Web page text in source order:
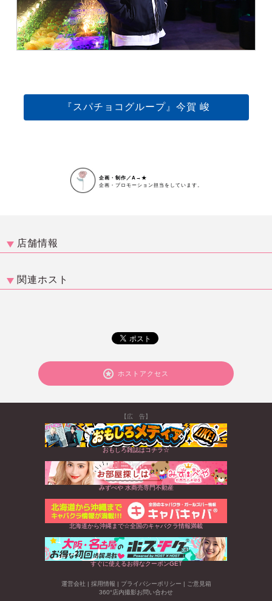
『スパチョコグループ』今賀 峻
企画・制作／A→★
企画・プロモーション担当をしています。
店舗情報
関連ホスト
ホストアクセス
【広 告】
おもしろ雑誌はコチラ☆
みずべや 水商売専門不動産
北海道から沖縄まで☆全国のキャバクラ情報満載
すぐに使えるお得なクーポンGET
運営会社 | 採用情報 | プライバシーポリシー | ご意見箱
360°店内撮影お問い合わせ